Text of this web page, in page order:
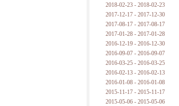
2018-02-23 - 2018-02-23
2017-12-17 - 2017-12-30
2017-08-17 - 2017-08-17
2017-01-28 - 2017-01-28
2016-12-19 - 2016-12-30
2016-09-07 - 2016-09-07
2016-03-25 - 2016-03-25
2016-02-13 - 2016-02-13
2016-01-08 - 2016-01-08
2015-11-17 - 2015-11-17
2015-05-06 - 2015-05-06